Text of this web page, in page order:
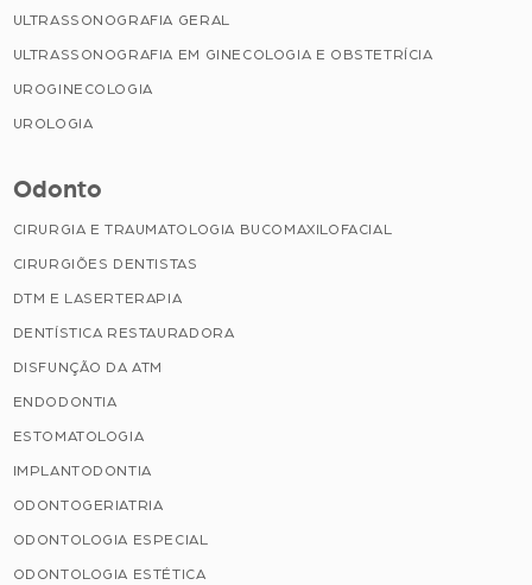
ULTRASSONOGRAFIA GERAL
ULTRASSONOGRAFIA EM GINECOLOGIA E OBSTETRÍCIA
UROGINECOLOGIA
UROLOGIA
Odonto
CIRURGIA E TRAUMATOLOGIA BUCOMAXILOFACIAL
CIRURGIÕES DENTISTAS
DTM E LASERTERAPIA
DENTÍSTICA RESTAURADORA
DISFUNÇÃO DA ATM
ENDODONTIA
ESTOMATOLOGIA
IMPLANTODONTIA
ODONTOGERIATRIA
ODONTOLOGIA ESPECIAL
ODONTOLOGIA ESTÉTICA